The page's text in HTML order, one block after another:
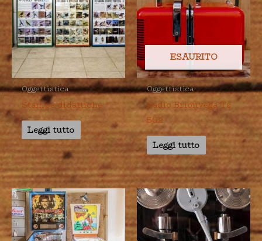
Oggettistica
Stampe didattiche
Leggi tutto
ESAURITO
Oggettistica
Radio Brionvega Ts
502
Leggi tutto